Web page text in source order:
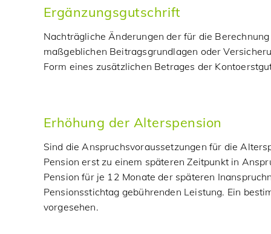
Ergänzungsgutschrift
Nachträgliche Änderungen der für die
maßgeblichen Beitragsgrundlagen oder
Form eines zusätzlichen Betrages der
Erhöhung der Alterspension
Sind die Anspruchsvoraussetzungen für die
Pension erst zu einem späteren Zeitpunkt in
Pension für je 12 Monate der späteren
Pensionsstichtag gebührenden Leistung. Ein
vorgesehen.